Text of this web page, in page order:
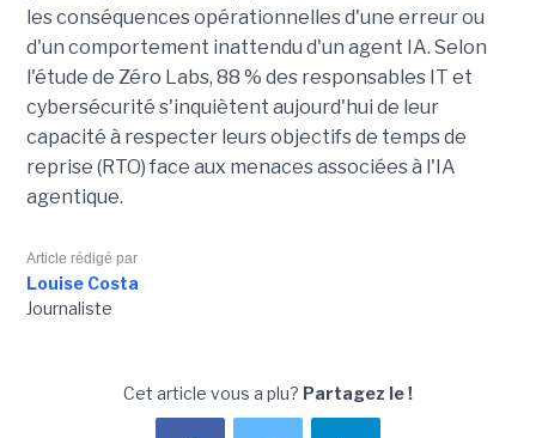
les conséquences opérationnelles d'une erreur ou
d'un comportement inattendu d'un agent IA. Selon
l'étude de Zéro Labs, 88 % des responsables IT et
cybersécurité s'inquiètent aujourd'hui de leur
capacité à respecter leurs objectifs de temps de
reprise (RTO) face aux menaces associées à l'IA
agentique.
Article rédigé par
Louise Costa
Journaliste
Cet article vous a plu? Partagez le !